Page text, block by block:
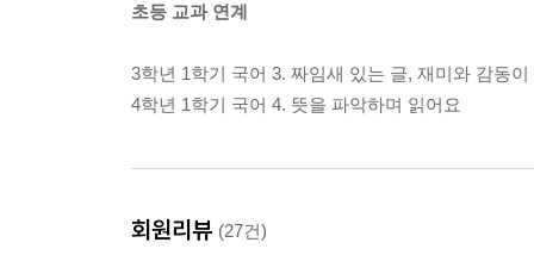
초등 교과 연계
3학년 1학기 국어 3. 짜임새 있는 글, 재미와 감동이
4학년 1학기 국어 4. 뜻을 파악하며 읽어요
회원리뷰 (27건)